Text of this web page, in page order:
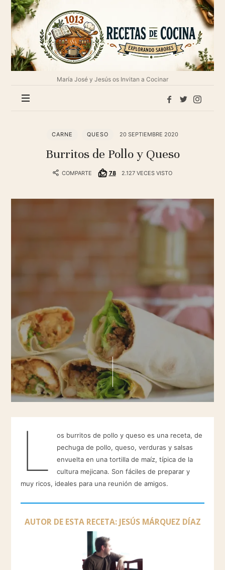
1013
Recetas
de
cocina
María José y Jesús os Invitan a Cocinar
CARNE QUESO 20 SEPTIEMBRE 2020
Burritos de Pollo y Queso
COMPARTE 78 2.127 VECES VISTO
L
os burritos de pollo y queso es una receta, de
pechuga de pollo, queso, verduras y salsas
envuelta en una tortilla de maíz, típica de la
cultura mejicana. Son fáciles de preparar y
muy ricos, ideales para una reunión de amigos.
AUTOR DE ESTA RECETA: JESÚS MÁRQUEZ DÍAZ